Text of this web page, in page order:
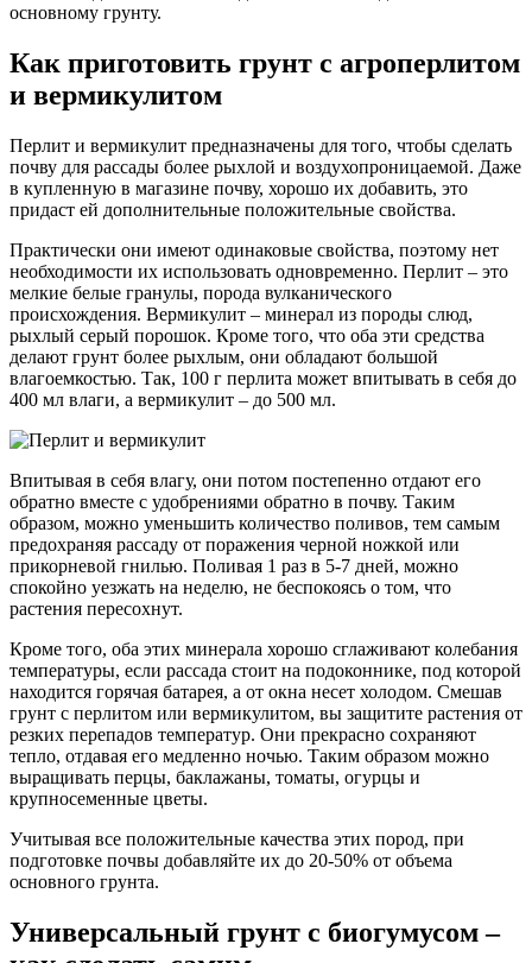
основному грунту.
Как приготовить грунт с агроперлитом
и вермикулитом
Перлит и вермикулит предназначены для того, чтобы сделать
почву для рассады более рыхлой и воздухопроницаемой. Даже
в купленную в магазине почву, хорошо их добавить, это
придаст ей дополнительные положительные свойства.
Практически они имеют одинаковые свойства, поэтому нет
необходимости их использовать одновременно. Перлит – это
мелкие белые гранулы, порода вулканического
происхождения. Вермикулит – минерал из породы слюд,
рыхлый серый порошок. Кроме того, что оба эти средства
делают грунт более рыхлым, они обладают большой
влагоемкостью. Так, 100 г перлита может впитывать в себя до
400 мл влаги, а вермикулит – до 500 мл.
Впитывая в себя влагу, они потом постепенно отдают его
обратно вместе с удобрениями обратно в почву. Таким
образом, можно уменьшить количество поливов, тем самым
предохраняя рассаду от поражения черной ножкой или
прикорневой гнилью. Поливая 1 раз в 5-7 дней, можно
спокойно уезжать на неделю, не беспокоясь о том, что
растения пересохнут.
Кроме того, оба этих минерала хорошо сглаживают колебания
температуры, если рассада стоит на подоконнике, под которой
находится горячая батарея, а от окна несет холодом. Смешав
грунт с перлитом или вермикулитом, вы защитите растения от
резких перепадов температур. Они прекрасно сохраняют
тепло, отдавая его медленно ночью. Таким образом можно
выращивать перцы, баклажаны, томаты, огурцы и
крупносеменные цветы.
Учитывая все положительные качества этих пород, при
подготовке почвы добавляйте их до 20-50% от объема
основного грунта.
Универсальный грунт с биогумусом –